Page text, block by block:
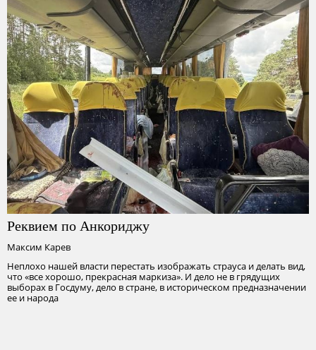
Реквием по Анкориджу
Максим Карев
Неплохо нашей власти перестать изображать страуса и делать вид,
что «все хорошо, прекрасная маркиза». И дело не в грядущих
выборах в Госдуму, дело в стране, в историческом предназначении
ее и народа